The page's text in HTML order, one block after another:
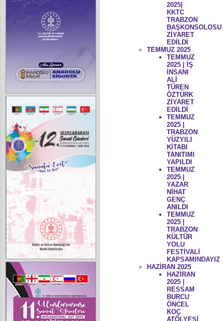
2025|
KKTC
TRABZON
BAŞKONSOLOSU
ZİYARET
EDİLDİ
TEMMUZ 2025
TEMMUZ
2025 | İŞ
İNSANI
ALİ
TÜREN
ÖZTÜRK
ZİYARET
EDİLDİ
TEMMUZ
2025 |
TRABZON
YÜZYILI
KİTABI
TANITIMI
YAPILDI
TEMMUZ
2025 |
YAZAR
NİHAT
GENÇ
ANILDI
TEMMUZ
2025 |
TRABZON
KÜLTÜR
YOLU
FESTİVALİ
KAPSAMINDAYIZ
HAZİRAN 2025
HAZİRAN
2025 |
RESSAM
BURCU
ÖNCEL
KOÇ
ATÖLYESİ